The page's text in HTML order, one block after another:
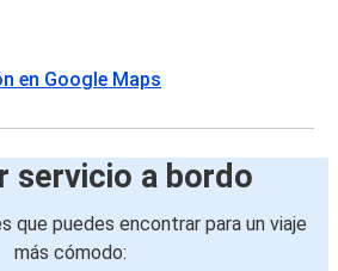
en Google Maps
servicio a bordo
que puedes encontrar para un viaje
más cómodo: